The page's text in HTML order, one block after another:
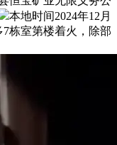
本地时间2024年12月
栋室第楼着火，除部